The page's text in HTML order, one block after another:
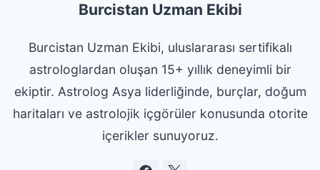
Burcistan Uzman Ekibi
Burcistan Uzman Ekibi, uluslararası sertifikalı
astrologlardan oluşan 15+ yıllık deneyimli bir
ekiptir. Astrolog Asya liderliğinde, burçlar, doğum
haritaları ve astrolojik içgörüler konusunda otorite
içerikler sunuyoruz.